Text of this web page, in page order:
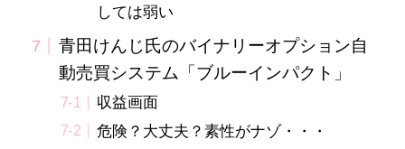
しては弱い
青田けんじ氏のバイナリーオプション自
動売買システム「ブルーインパクト」
収益画面
危険？大丈夫？素性がナゾ・・・